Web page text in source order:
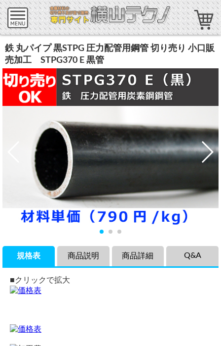
鉄 丸パイプ 黒STPG 圧力配管用鋼管 切り売り 小口販
売加工 STPG370 E 黒管
規格表
■クリックで拡大
商品説明 商品詳細 Q&A